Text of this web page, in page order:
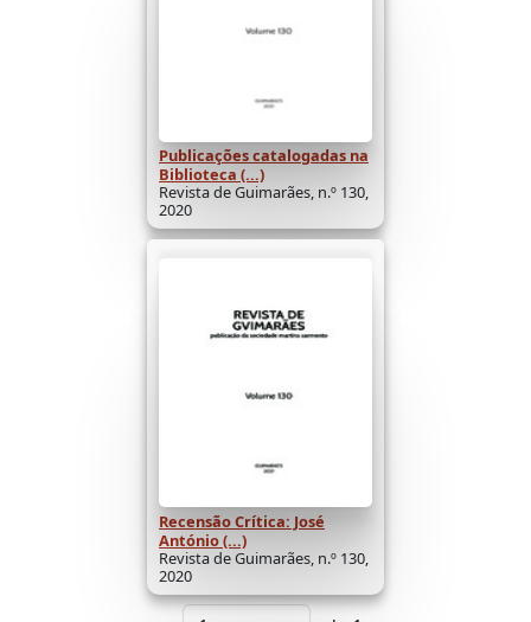
Publicações catalogadas na
Biblioteca (...)
Revista de Guimarães, n.º 130,
2020
Recensão Crítica: José
António (...)
Revista de Guimarães, n.º 130,
2020